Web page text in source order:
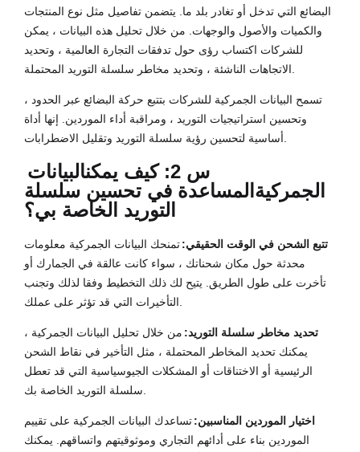
البضائع التي تدخل أو تغادر بلد ما. يتضمن تفاصيل مثل نوع المنتجات
والكميات والأصول والوجهات. من خلال تحليل هذه البيانات ، يمكن
للشركات اكتساب رؤى حول تدفقات التجارة العالمية ، وتحديد
الاتجاهات الناشئة ، وتحديد مخاطر سلسلة التوريد المحتملة.
تسمح البيانات الجمركية للشركات بتتبع حركة البضائع عبر الحدود ،
وتحسين استراتيجيات التوريد ، ومراقبة أداء الموردين. إنها أداة
أساسية لتحسين رؤية سلسلة التوريد وتقليل الاضطرابات.
س 2: كيف يمكن
البيانات
الجمركية المساعدة في تحسين سلسلة
التوريد الخاصة بي؟
تتبع الشحن في الوقت الحقيقي:تمنحك البيانات الجمركية معلومات
محدثة حول مكان شحناتك ، سواء كانت عالقة في الجمارك أو
تأخرت على طول الطريق. يتيح لك ذلك التخطيط وفقا لذلك وتجنب
التأخيرات التي قد تؤثر على عملك.
تحديد مخاطر سلسلة التوريد: من خلال تحليل البيانات الجمركية ،
يمكنك تحديد المخاطر المحتملة ، مثل التأخير في نقاط الشحن
الرئيسية أو الاختناقات أو المشكلات الجيوسياسية التي قد تعطل
سلسلة التوريد الخاصة بك.
اختيار الموردين المناسبين:تساعدك البيانات الجمركية على تقييم
الموردين بناء على أدائهم التجاري وموثوقيتهم واتساقهم. يمكنك